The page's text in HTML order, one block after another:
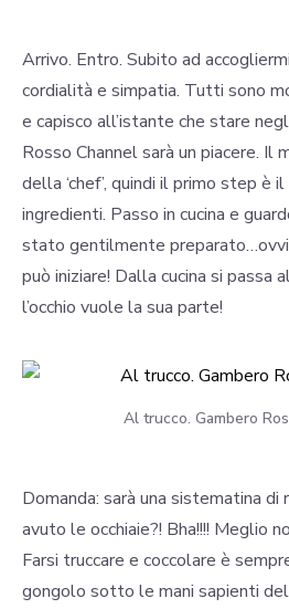
Arrivo. Entro. Subito ad
cordialità e simpatia. Tutti sono
e capisco all’istante che stare
Rosso Channel sarà un piacere. Il
della ‘chef’, quindi il primo step è
ingredienti. Passo in cucina e
stato gentilmente
può iniziare! Dalla cucina si passa
l’occhio vuole la sua parte!
Al trucco. Gambero
Domanda: sarà una sistematina di
avuto le occhiaie?! Bha!!!! Meglio
Farsi truccare e coccolare è
gongolo sotto le mani sapienti